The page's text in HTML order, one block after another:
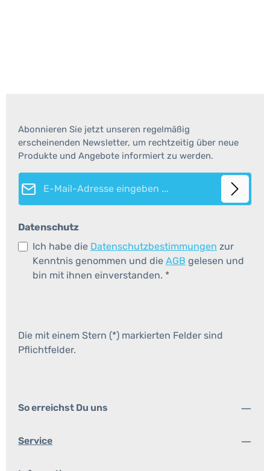
Abonnieren Sie jetzt unseren regelmäßig
erscheinenden Newsletter, um rechtzeitig über neue
Produkte und Angebote informiert zu werden.
E-Mail-Adresse*
Datenschutz
Ich habe die Datenschutzbestimmungen zur
Kenntnis genommen und die AGB gelesen und
bin mit ihnen einverstanden. *
Die mit einem Stern (*) markierten Felder sind
Pflichtfelder.
So erreichst Du uns
Service